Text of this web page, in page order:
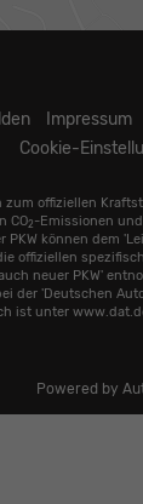
Impressum
Cookie-
zum offiziellen
CO2 -Emissionen
PKW können dem
offiziellen
neuer PKW'
der 'Deutschen
ist unter
Powered by